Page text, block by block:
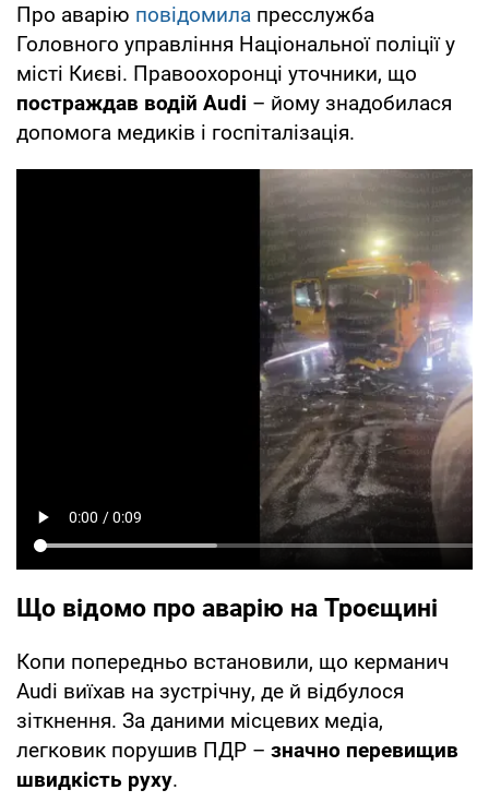
Про аварію повідомила пресслужба
Головного управління Національної поліції у
місті Києві. Правоохоронці уточники, що
постраждав водій Audi – йому знадобилася
допомога медиків і госпіталізація.
Що відомо про аварію на Троєщині
Копи попередньо встановили, що керманич
Audi виїхав на зустрічну, де й відбулося
зіткнення. За даними місцевих медіа,
легковик порушив ПДР – значно перевищив
швидкість руху.